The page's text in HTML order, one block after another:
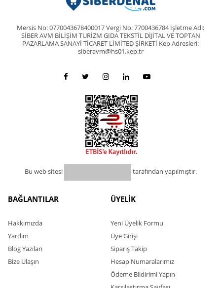
Mersis No: 0770043678400017 Vergi No: 7700436784 İşletme Adı:
SİBER AVM BİLİŞİM TURİZM GIDA TEKSTİL DİJİTAL VE TOPTAN
PAZARLAMA SANAYİ TİCARET LİMİTED ŞİRKETİ Kep Adresleri:
siberavm@hs01.kep.tr
Bu web sitesi tarafından yapılmıştır.
BAĞLANTILAR
Hakkımızda
Yardım
Blog Yazıları
Bize Ulaşın
ÜYELİK
Yeni Üyelik Formu
Üye Girişi
Sipariş Takip
Hesap Numaralarımız
Ödeme Bildirimi Yapın